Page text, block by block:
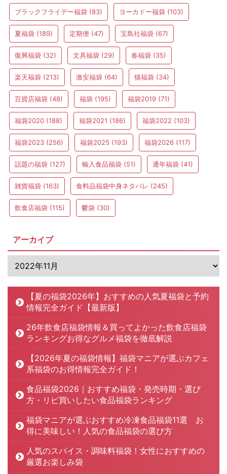
ブラックフライデー福袋 (83) ヨーカドー福袋 (103)
夏福袋 (189) 定期便 (47) 宝島社福袋 (67)
復興福袋 (32) 文具福袋 (29) 春福袋 (35)
楽天福袋 (213) 激安福袋 (64) 猫福袋 (34)
百貨店福袋 (48) 福袋 (195) 福袋2019 (71)
福袋2020 (188) 福袋2021 (186) 福袋2022 (103)
福袋2023 (256) 福袋2025 (193) 福袋2026 (117)
話題の福袋 (127) 輸入食品福袋 (51) 通年福袋 (41)
雑貨福袋 (163) 食料品福袋中身ネタバレ (245)
飲食店福袋 (115) 鬱袋 (30)
アーカイブ
【夏の福袋2026年】おすすめの人気夏福袋と予約
情報完全ガイド【最新版】
26年飲食店福袋情報＆買ってよかった飲食店福袋
ランキングお得なグルメ福袋を徹底解説
【2026年夏の福袋情報】福袋マニアが選ぶカフェ
系福袋のお得情報完全ガイド！
食品福袋2026｜おすすめ福袋・発売時期・選び
方・リピ買いしたい食品福袋ランキング
福袋マニアが選ぶおすすめ冷凍食品福袋11選 お
得に美味しい！人気の食品福袋の選び方
人気のスパイス・調味料福袋！女性におすすめの
厳選お楽しみ袋